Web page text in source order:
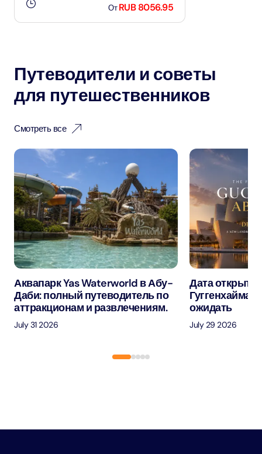
ОтRUB 8056.95
Путеводители и советы
для путешественников
Смотреть все
Аквапарк Yas Waterworld в Абу-
Даби: полный путеводитель по
аттракционам и развлечениям.
July 31 2026
Дата
Гуггенхайма
ожидать
July 29 2026